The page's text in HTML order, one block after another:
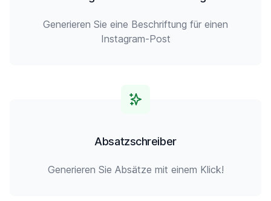
Generieren Sie eine Beschriftung für einen
Instagram-Post
Absatzschreiber
Generieren Sie Absätze mit einem Klick!